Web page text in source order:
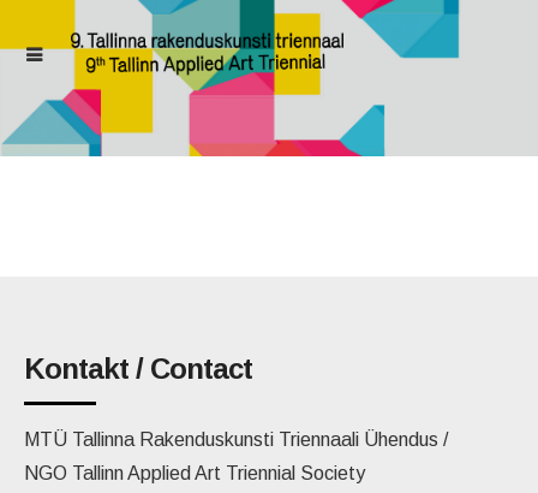
Kontakt / Contact
MTÜ Tallinna Rakenduskunsti Triennaali Ühendus /
NGO Tallinn Applied Art Triennial Society